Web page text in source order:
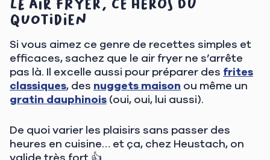
Le air fryer, ce héros du
quotidien
Si vous aimez ce genre de recettes simples et
efficaces, sachez que le air fryer ne s’arrête
pas là. Il excelle aussi pour préparer des frites
classiques, des nuggets maison ou même un
gratin dauphinois (oui, oui, lui aussi).
De quoi varier les plaisirs sans passer des
heures en cuisine… et ça, chez Heustach, on
valide très fort 👍